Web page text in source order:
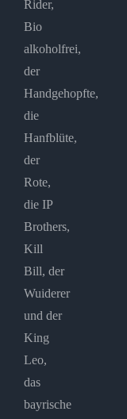
Rider,
Bio
alkoholfrei,
der
Handgehopfte,
die
Hanfblüte,
der
Rote,
die IP
Brothers,
Kill
Bill, der
Wuiderer
und der
King
Leo,
das
bayrische